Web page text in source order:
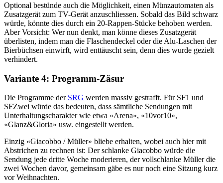
Optional bestünde auch die Möglichkeit, einen Münzautomaten als
Zusatzgerät zum TV-Gerät anzuschliessen. Sobald das Bild schwarz
würde, könnte dies durch ein 20-Rappen-Stücke behoben werden.
Aber Vorsicht: Wer nun denkt, man könne dieses Zusatzgerät
überlisten, indem man die Flaschendeckel oder die Alu-Laschen der
Bierbüchsen einwirft, wird enttäuscht sein, denn dies wurde gezielt
verhindert.
Variante 4: Programm-Zäsur
Die Programme der SRG werden massiv gestrafft. Für SF1 und
SFZwei würde das bedeuten, dass sämtliche Sendungen mit
Unterhaltungscharakter wie etwa «Arena», «10vor10»,
«Glanz&Gloria» usw. eingestellt werden.
Einzig «Giacobbo / Müller» bliebe erhalten, wobei auch hier mit
Abstrichen zu rechnen ist: Der schlanke Giacobbo würde die
Sendung jede dritte Woche moderieren, der vollschlanke Müller die
zwei Wochen davor, gemeinsam gäbe es nur noch eine Sitzung kurz
vor Weihnachten.